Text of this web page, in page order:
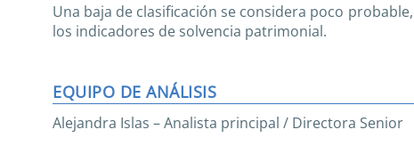
Una baja de clasificación se considera poco
los indicadores de solvencia patrimonial.
EQUIPO DE ANÁLISIS
Alejandra Islas – Analista principal / Directora Senior